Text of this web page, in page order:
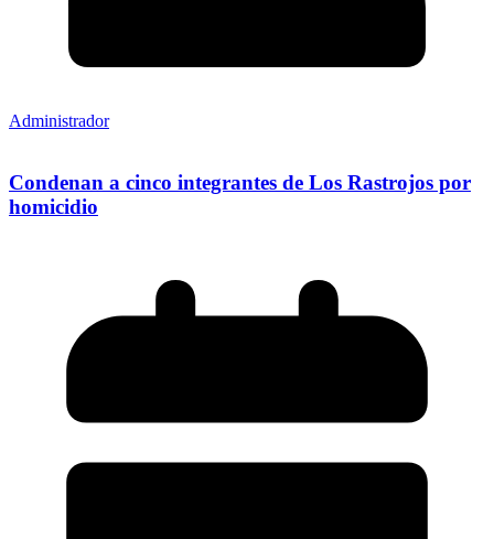
Administrador
Condenan a cinco integrantes de Los Rastrojos por
homicidio